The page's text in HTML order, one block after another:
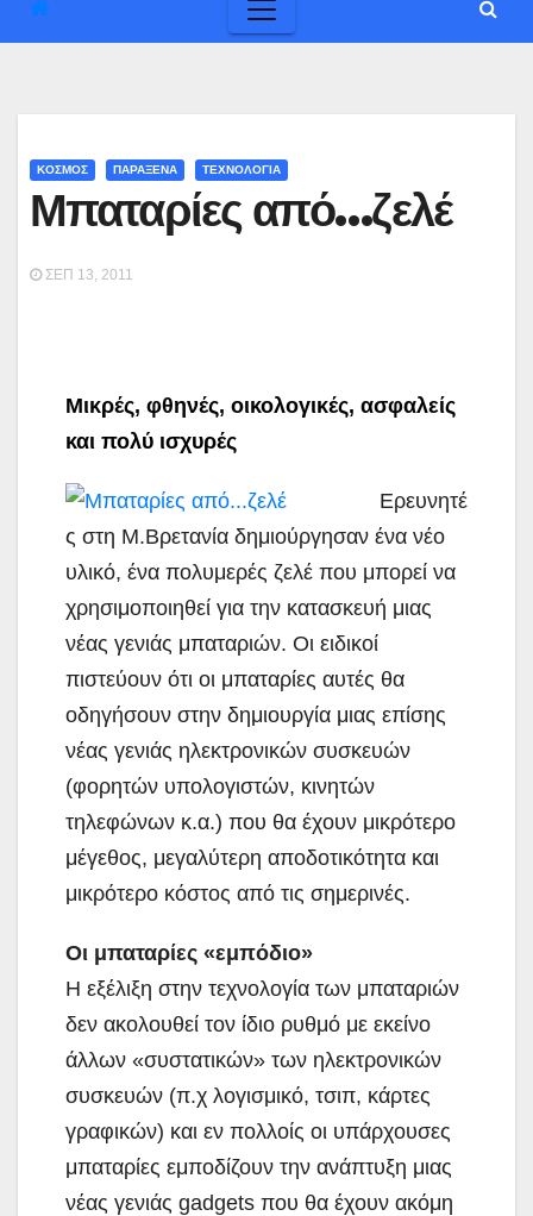
ΚΟΣΜΟΣ ΠΑΡΑΞΕΝΑ ΤΕΧΝΟΛΟΓΙΑ
Μπαταρίες από…ζελέ
ΣΕΠ 13, 2011
Μικρές, φθηνές, οικολογικές, ασφαλείς
και πολύ ισχυρές
Ερευνητέ
ς στη Μ.Βρετανία δημιούργησαν ένα νέο
υλικό, ένα πολυμερές ζελέ που μπορεί να
χρησιμοποιηθεί για την κατασκευή μιας
νέας γενιάς μπαταριών. Οι ειδικοί
πιστεύουν ότι οι μπαταρίες αυτές θα
οδηγήσουν στην δημιουργία μιας επίσης
νέας γενιάς ηλεκτρονικών συσκευών
(φορητών υπολογιστών, κινητών
τηλεφώνων κ.α.) που θα έχουν μικρότερο
μέγεθος, μεγαλύτερη αποδοτικότητα και
μικρότερο κόστος από τις σημερινές.
Οι μπαταρίες «εμπόδιο»
Η εξέλιξη στην τεχνολογία των μπαταριών
δεν ακολουθεί τον ίδιο ρυθμό με εκείνο
άλλων «συστατικών» των ηλεκτρονικών
συσκευών (π.χ λογισμικό, τσιπ, κάρτες
γραφικών) και εν πολλοίς οι υπάρχουσες
μπαταρίες εμποδίζουν την ανάπτυξη μιας
νέας γενιάς gadgets που θα έχουν ακόμη